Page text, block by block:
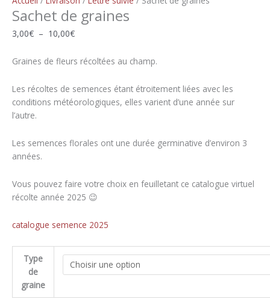
Sachet de graines
3,00€ – 10,00€Plage
prix :
à
10,00€
Graines de fleurs récoltées au champ.
Les récoltes de semences étant étroitement liées avec les
conditions météorologiques, elles varient d’une année sur
l’autre.
Les semences florales ont une durée germinative d’environ 3
années.
Vous pouvez faire votre choix en feuilletant ce catalogue virtuel
récolte année 2025 😉
catalogue semence 2025
Type
de
graine